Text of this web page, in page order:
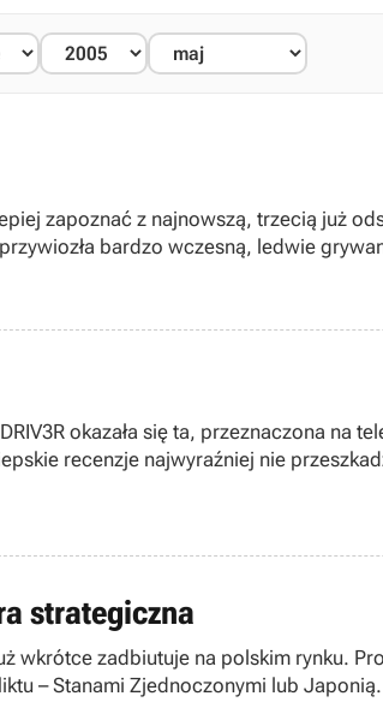
zapoznać z najnowszą, trzecią już
bardzo wczesną, ledwie
okazała się ta, przeznaczona na
strategiczna
zadbiutuje na polskim rynku.
– Stanami Zjednoczonymi lub Japonią.